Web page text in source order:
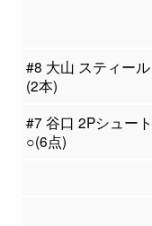
#8 大山 スティール
(2本)
#7 谷口 2Pシュート
○(6点)